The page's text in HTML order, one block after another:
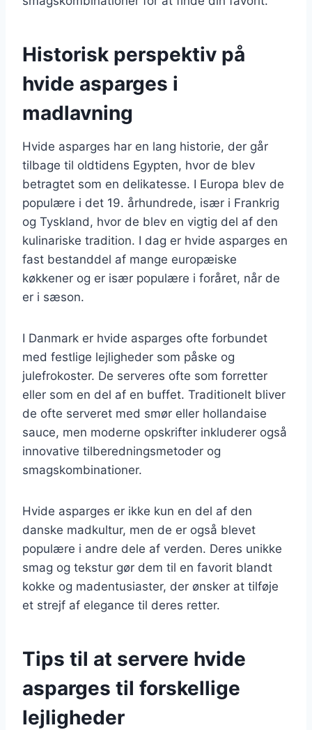
Historisk perspektiv på
hvide asparges i
madlavning
Hvide asparges har en lang historie, der går
tilbage til oldtidens Egypten, hvor de blev
betragtet som en delikatesse. I Europa blev de
populære i det 19. århundrede, især i Frankrig
og Tyskland, hvor de blev en vigtig del af den
kulinariske tradition. I dag er hvide asparges en
fast bestanddel af mange europæiske
køkkener og er især populære i foråret, når de
er i sæson.
I Danmark er hvide asparges ofte forbundet
med festlige lejligheder som påske og
julefrokoster. De serveres ofte som forretter
eller som en del af en buffet. Traditionelt bliver
de ofte serveret med smør eller hollandaise
sauce, men moderne opskrifter inkluderer også
innovative tilberedningsmetoder og
smagskombinationer.
Hvide asparges er ikke kun en del af den
danske madkultur, men de er også blevet
populære i andre dele af verden. Deres unikke
smag og tekstur gør dem til en favorit blandt
kokke og madentusiaster, der ønsker at tilføje
et strejf af elegance til deres retter.
Tips til at servere hvide
asparges til forskellige
lejligheder